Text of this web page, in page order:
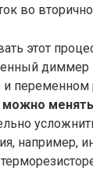
во
этот
диммер
и переменном
менять
например,